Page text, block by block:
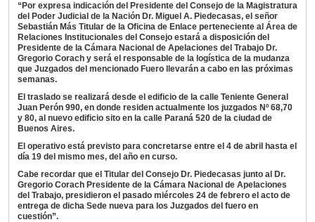
“Por expresa indicación del Presidente del Consejo de la Magistratura
del Poder Judicial de la Nación Dr. Miguel A. Piedecasas, el señor
Sebastián Más Titular de la Oficina de Enlace perteneciente al Área de
Relaciones Institucionales del Consejo estará a disposición del
Presidente de la Cámara Nacional de Apelaciones del Trabajo Dr.
Gregorio Corach y será el responsable de la logística de la mudanza
que Juzgados del mencionado Fuero llevarán a cabo en las próximas
semanas.
El traslado se realizará desde el edificio de la calle Teniente General
Juan Perón 990, en donde residen actualmente los juzgados Nº 68,70
y 80, al nuevo edificio sito en la calle Paraná 520 de la ciudad de
Buenos Aires.
El operativo está previsto para concretarse entre el 4 de abril hasta el
día 19 del mismo mes, del año en curso.
Cabe recordar que el Titular del Consejo Dr. Piedecasas junto al Dr.
Gregorio Corach Presidente de la Cámara Nacional de Apelaciones
del Trabajo, presidieron el pasado miércoles 24 de febrero el acto de
entrega de dicha Sede nueva para los Juzgados del fuero en
cuestión”.